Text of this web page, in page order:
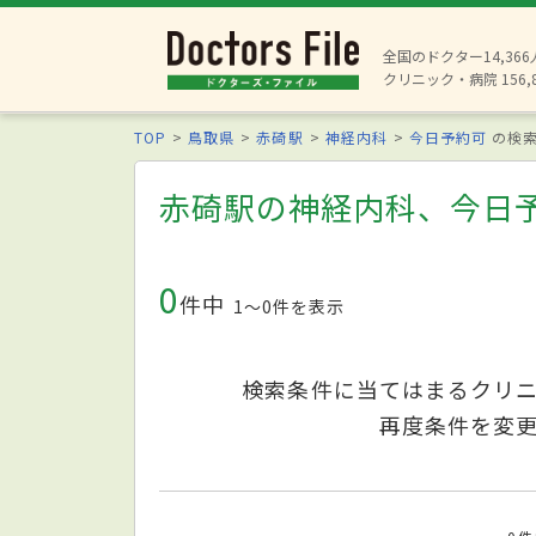
全国のドクター14,366
クリニック・病院
TOP 鳥取県 赤碕駅 神経内科 今日予約可 の検
赤碕駅の神経内科、今日
0件中 1〜0件を表示
検索条件に当てはまるクリ
再度条件を変